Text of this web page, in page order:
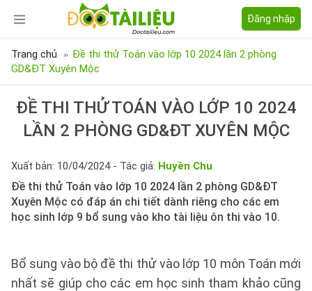
Đăng nhập
Trang chủ
Đề thi thử Toán vào lớp 10 2024 lần 2 phòng
GD&ĐT Xuyên Mộc
ĐỀ THI THỬ TOÁN VÀO LỚP 10 2024
LẦN 2 PHÒNG GD&ĐT XUYÊN MỘC
Xuất bản: 10/04/2024 - Tác giả: Huyền Chu
Đề thi thử Toán vào lớp 10 2024 lần 2 phòng GD&ĐT
Xuyên Mộc có đáp án chi tiết dành riêng cho các em
học sinh lớp 9 bổ sung vào kho tài liệu ôn thi vào 10.
Bổ sung vào bộ đề thi thử vào lớp 10 môn Toán mới
nhất sẽ giúp cho các em học sinh tham khảo cũng